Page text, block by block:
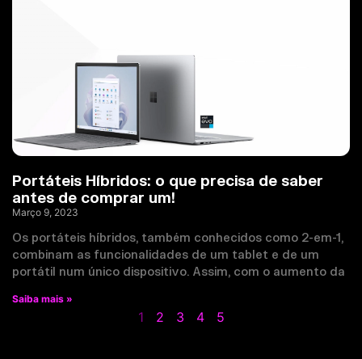
Portáteis Híbridos: o que precisa de saber
antes de comprar um!
Março 9, 2023
Os portáteis híbridos, também conhecidos como 2-em-1,
combinam as funcionalidades de um tablet e de um
portátil num único dispositivo. Assim, com o aumento da
Saiba mais »
1 2 3 4 5